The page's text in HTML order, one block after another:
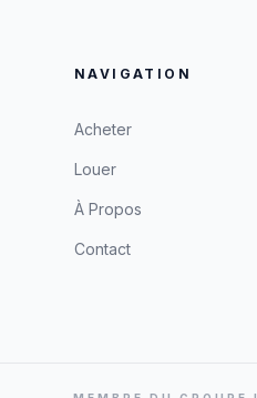
NAVIGATION
Acheter
Louer
À Propos
Contact